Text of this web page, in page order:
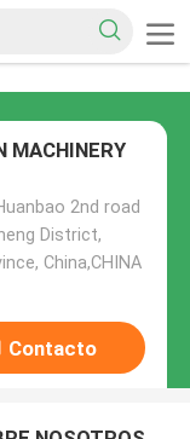
MACHINERY
2nd road
District,
China,CHINA
Contacto